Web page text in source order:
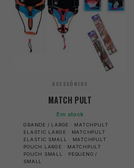
ACESSÓRIOS
MATCH PULT
Em stock
GRANDE / LARGE · MATCHPULT
ELASTIC LARGE · MATCHPULT
ELASTIC SMALL · MATCHPULT
POUCH LARGE · MATCHPULT
POUCH SMALL · PEQUENO /
SMALL